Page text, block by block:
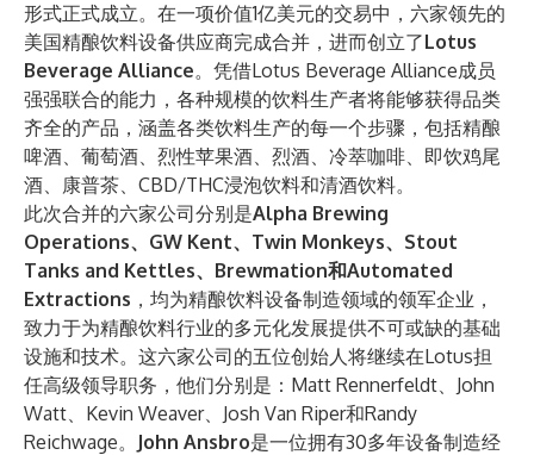
形式正式成立。在一项价值1亿美元的交易中，六家领先的
美国精酿饮料设备供应商完成合并，进而创立了Lotus
Beverage Alliance。凭借Lotus Beverage Alliance成员
强强联合的能力，各种规模的饮料生产者将能够获得品类
齐全的产品，涵盖各类饮料生产的每一个步骤，包括精酿
啤酒、葡萄酒、烈性苹果酒、烈酒、冷萃咖啡、即饮鸡尾
酒、康普茶、CBD/THC浸泡饮料和清酒饮料。
此次合并的六家公司分别是Alpha Brewing
Operations、GW Kent、Twin Monkeys、Stout
Tanks and Kettles、Brewmation和Automated
Extractions ，均为精酿饮料设备制造领域的领军企业，
致力于为精酿饮料行业的多元化发展提供不可或缺的基础
设施和技术。这六家公司的五位创始人将继续在Lotus担
任高级领导职务，他们分别是：Matt Rennerfeldt、John
Watt、Kevin Weaver、Josh Van Riper和Randy
Reichwage。 John Ansbro是一位拥有30多年设备制造经